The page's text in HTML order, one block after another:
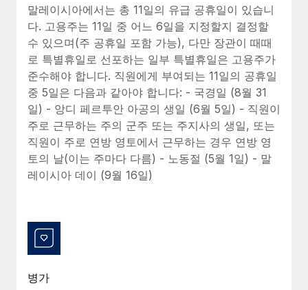
Remote 제품 관련 소식: Gusto 및 Xero와의 통합과
Remote Contractor Management Plus
Remote의 사명은 모든 규모의 기업이 전 세계 어디서든 업무에 가
장 적합 사람을 찾아 채용 및 관리하고 급여를 지급하도록 돕는 것
입니다. 이를 위해 최근 몇 주 동안 새로운...
자세히 알아보기
Shootsta가 Remote를 통해 네 개의 시장에서 글로벌
채용을 확장한 방법
에게는 흥미롭고 전문적인 비디오 제작이 어느 때보다 중요해졌습
니다. 그러나 대부분의 회사들은 그렇게 높은 품질의...
말레이시아에서는 총 11일의 유급 공휴일이 있습니
다. 고용주는 11일 중 어느 6일을 지정할지 결정할
수 있으며(주 공휴일 포함 가능), 다만 장관이 때때
로 특별휴일로 선포하는 일부 특별휴일은 고용주가
준수해야 합니다. 직원에게 부여되는 11일의 공휴일
중 5일은 다음과 같아야 합니다: - 국경일 (8월 31
일) - 앙디 페르투안 아공의 생일 (6월 5일) - 직원이
주로 근무하는 주의 군주 또는 주지사의 생일, 또는
직원이 주로 연방 영토에서 근무하는 경우 연방 영
토의 날(이는 주마다 다름) - 노동절 (5월 1일) - 말
레이시아 데이 (9월 16일)
병가